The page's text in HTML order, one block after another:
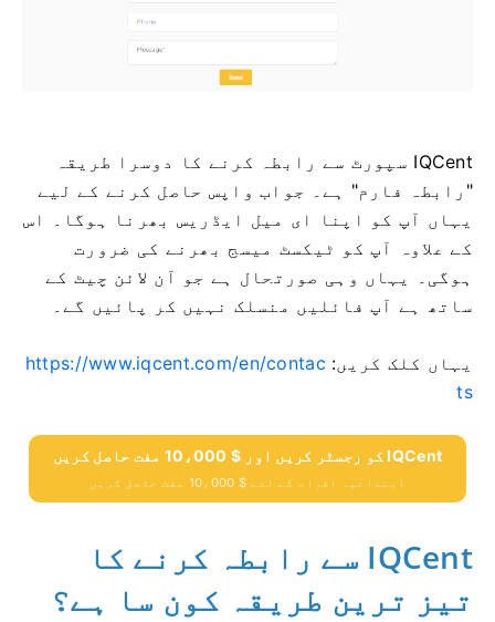
IQCent سپورٹ سے رابطہ کرنے کا دوسرا طریقہ
"رابطہ فارم" ہے۔ جواب واپس حاصل کرنے کے لیے
یہاں آپ کو اپنا ای میل ایڈریس بھرنا ہوگا۔
اس
کے علاوہ آپ کو ٹیکسٹ میسج بھرنے کی ضرورت
ہوگی۔
یہاں وہی صورتحال ہے جو آن لائن چیٹ کے
ساتھ ہے آپ فائلیں منسلک نہیں کر پائیں گے۔
یہاں کلک کریں: https://www.iqcent.com/en/contac
ts
IQCent کو رجسٹر کریں اور $ 10،000 مفت حاصل کریں
ابتدائیہ افراد کے لئے $ 10،000 مفت حاصل کریں
IQCent سے رابطہ کرنے کا
تیز ترین طریقہ کون سا ہے؟